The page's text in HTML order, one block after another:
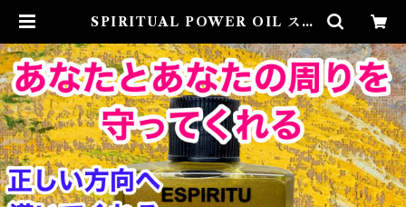
SPIRITUAL POWER OIL スピ
Mystical アイリスミスティカル
マダムアイリスの風水・本格白魔術